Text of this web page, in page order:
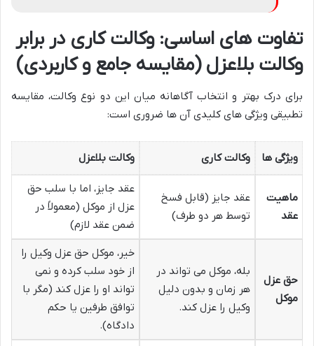
تفاوت های اساسی: وکالت کاری در برابر
وکالت بلاعزل (مقایسه جامع و کاربردی)
برای درک بهتر و انتخاب آگاهانه میان این دو نوع وکالت، مقایسه
تطبیقی ویژگی های کلیدی آن ها ضروری است:
ویژگی ها وکالت کاری وکالت بلاعزل
ماهیت
عقد
عقد جایز (قابل فسخ
توسط هر دو طرف)
عقد جایز، اما با سلب حق
عزل از موکل (معمولاً در
ضمن عقد لازم)
حق عزل
موکل
بله، موکل می تواند در
هر زمان و بدون دلیل
وکیل را عزل کند.
خیر، موکل حق عزل وکیل را
از خود سلب کرده و نمی
تواند او را عزل کند (مگر با
توافق طرفین یا حکم
دادگاه).